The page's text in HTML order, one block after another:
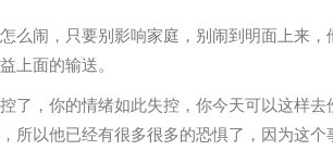
么闹，只要别影响家庭，别闹到明面上来，
上面的输送。
了，你的情绪如此失控，你今天可以这样去
所以他已经有很多很多的恐惧了，因为这个